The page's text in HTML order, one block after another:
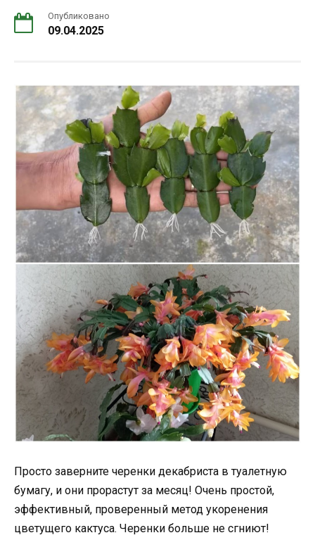
Опубликовано
09.04.2025
Просто заверните черенки декабриста в туалетную
бумагу, и они прорастут за месяц! Очень простой,
эффективный, проверенный метод укоренения
цветущего кактуса. Черенки больше не сгниют!